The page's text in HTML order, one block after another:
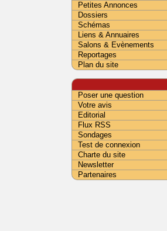
Petites Annonces
Dossiers
Schémas
Liens & Annuaires
Salons & Evènements
Reportages
Plan du site
Poser une question
Votre avis
Editorial
Flux RSS
Sondages
Test de connexion
Charte du site
Newsletter
Partenaires